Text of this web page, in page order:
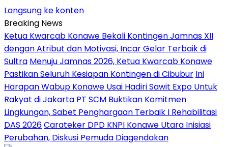
Langsung ke konten
Breaking News
Ketua Kwarcab Konawe Bekali Kontingen Jamnas XII
dengan Atribut dan Motivasi, Incar Gelar Terbaik di
Sultra Menuju Jamnas 2026, Ketua Kwarcab Konawe
Pastikan Seluruh Kesiapan Kontingen di Cibubur Ini
Harapan Wabup Konawe Usai Hadiri Sawit Expo Untuk
Rakyat di Jakarta PT SCM Buktikan Komitmen
Lingkungan, Sabet Penghargaan Terbaik I Rehabilitasi
DAS 2026Carateker DPD KNPI Konawe Utara Inisiasi
Perubahan, Diskusi Pemuda Diagendakan